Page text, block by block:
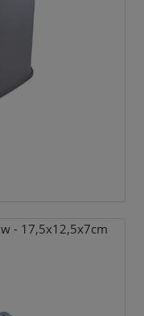
- 17,5x12,5x7cm